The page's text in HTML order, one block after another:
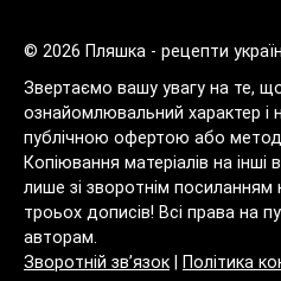
© 2026 Пляшка - рецепти
Звертаємо вашу увагу на те,
ознайомлювальний характер і
публічною офертою або
Копіювання матеріалів на
лише зі зворотнім
троьох дописів! Всі права на
авторам.
Зворотній зв’язок
Політика